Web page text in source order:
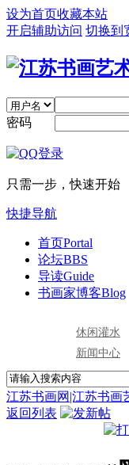
设为首页收藏本站
开启辅助访问 切换到
密码
只需一步，快速开始
快捷导航
首页Portal
论坛BBS
导读Guide
书画家博客Blog
休闲灌水
新闻中心
江苏书画网|江苏书画
返回列表